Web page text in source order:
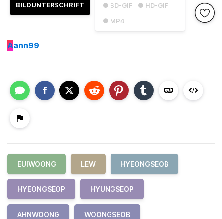
● SD-GIF
● HD-GIF
● MP4
BILDUNTERSCHRIFT
Aann99
EUIWOONG LEW HYEONGSEOB
HYEONGSEOP HYUNGSEOP
AHNWOONG WOONGSEOB